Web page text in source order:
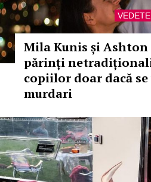
VEDETE
Mila Kunis și
părinți
copiilor doar dacă se
murdari